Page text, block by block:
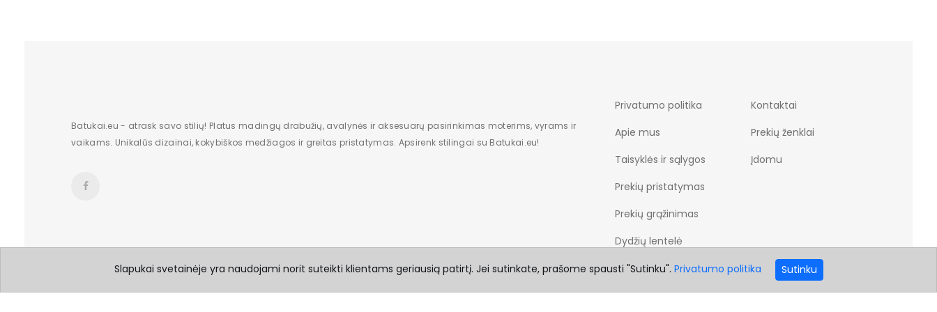
Batukai.eu - atrask savo stilių! Platus madingų drabužių, avalynės ir aksesuarų pasirinkimas moterims, vyrams ir
vaikams. Unikalūs dizainai, kokybiškos medžiagos ir greitas pristatymas. Apsirenk stilingai su Batukai.eu!
Privatumo politika
Apie mus
Taisyklės ir sąlygos
Prekių pristatymas
Prekių grąžinimas
Dydžių lentelė
Kontaktai
Prekių ženklai
Įdomu
Slapukai svetainėje yra naudojami norit suteikti klientams geriausią patirtį. Jei sutinkate, prašome spausti "Sutinku". Privatumo politika Sutinku